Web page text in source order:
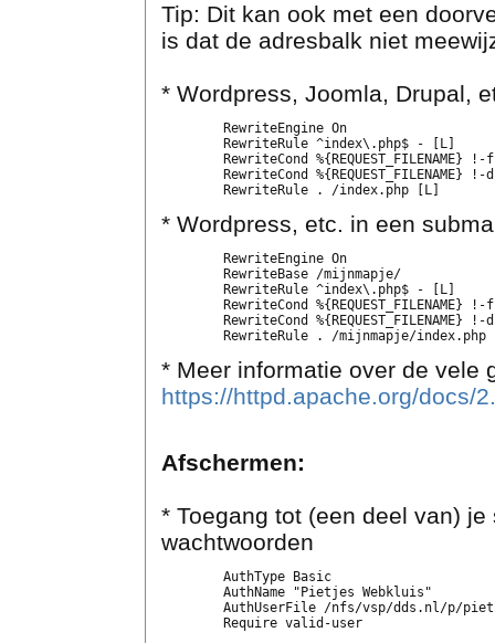
Tip: Dit kan ook met een
is dat de adresbalk niet
* Wordpress, Joomla, Drupal,
* Wordpress, etc. in een
* Meer informatie over de vele
https://httpd.apache.org/docs/
Afschermen:
* Toegang tot (een deel van)
wachtwoorden